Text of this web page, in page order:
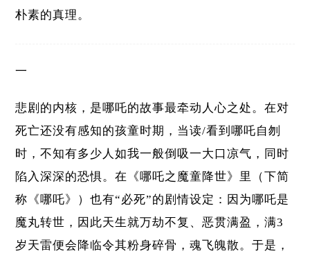
朴素的真理。
一
悲剧的内核，是哪吒的故事最牵动人心之处。在对
死亡还没有感知的孩童时期，当读/看到哪吒自刎
时，不知有多少人如我一般倒吸一大口凉气，同时
陷入深深的恐惧。在《哪吒之魔童降世》里（下简
称《哪吒》）也有“必死”的剧情设定：因为哪吒是
魔丸转世，因此天生就万劫不复、恶贯满盈，满3
岁天雷便会降临令其粉身碎骨，魂飞魄散。于是，